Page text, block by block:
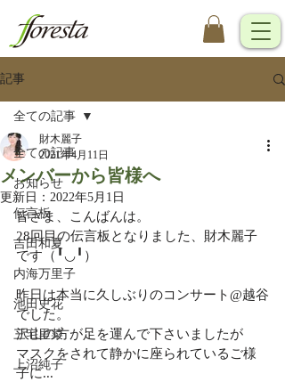
記事
全ての記事
お知らせ
伝言板
吉田和夏
内海万里子
池田史花
三宅里菜
上沼純子
全ての記事
メンバーから皆様へ
財木麗子
2021年4月11日
更新日： 2022年5月1日
皆さま、こんばんは。
28回目の伝言板となりました、財木麗子
です（╹◡╹）
昨日は本当に久しぶりのコンサート@越谷
でした。
沢山の方が足を運んで下さいましたが
マスクをされて静かに座られているご様
子に...